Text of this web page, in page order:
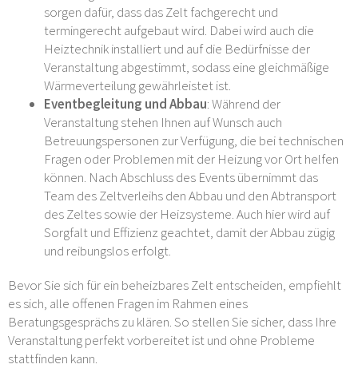
sorgen dafür, dass das Zelt fachgerecht und
termingerecht aufgebaut wird. Dabei wird auch die
Heiztechnik installiert und auf die Bedürfnisse der
Veranstaltung abgestimmt, sodass eine gleichmäßige
Wärmeverteilung gewährleistet ist.
Eventbegleitung und Abbau: Während der
Veranstaltung stehen Ihnen auf Wunsch auch
Betreuungspersonen zur Verfügung, die bei technischen
Fragen oder Problemen mit der Heizung vor Ort helfen
können. Nach Abschluss des Events übernimmt das
Team des Zeltverleihs den Abbau und den Abtransport
des Zeltes sowie der Heizsysteme. Auch hier wird auf
Sorgfalt und Effizienz geachtet, damit der Abbau zügig
und reibungslos erfolgt.
Bevor Sie sich für ein beheizbares Zelt entscheiden, empfiehlt
es sich, alle offenen Fragen im Rahmen eines
Beratungsgesprächs zu klären. So stellen Sie sicher, dass Ihre
Veranstaltung perfekt vorbereitet ist und ohne Probleme
stattfinden kann.